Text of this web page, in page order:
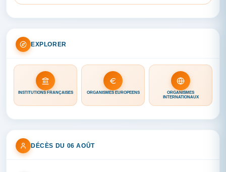
EXPLORER
INSTITUTIONS FRANÇAISES ORGANISMES EUROPÉENS
ORGANISMES
INTERNATIONAUX
DÉCÈS DU 06 AOÛT